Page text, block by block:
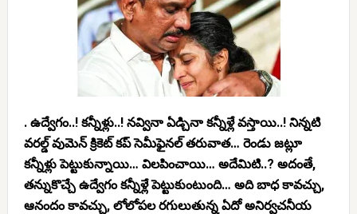
. ఉద్వేగం..! కన్నీళ్లు..! నవ్వినా ఏడ్చినా కన్నీళ్లే వస్తాయి..! నిన్నటి
వరల్డ్ వుమెన్ క్రికెట్ కప్ సెమీఫైనల్ తరువాత… రెండు జట్లూ
కన్నీళ్లు పెట్టుకున్నాయి… విలపించాయి… అదేమిటి..? అదంతే,
తన్నుకొచ్చే ఉద్వేగం కన్నీళ్లే పెట్టుకుంటుంది… అది బాధ కావచ్చు,
ఆనందం కావచ్చు, లోలోపల రగులుతున్న ఏదో అనిర్వచనీయ